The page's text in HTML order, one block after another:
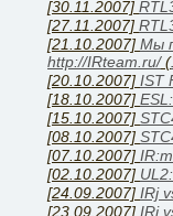
[30.11.2007]
[27.11.2007]
[21.10.2007] Мы
http://IRteam.ru/(
[20.10.2007] IST
[18.10.2007]
[15.10.2007]
[08.10.2007]
[07.10.2007]
[02.10.2007]
[24.09.2007] IRj
[23.09.2007] IRj